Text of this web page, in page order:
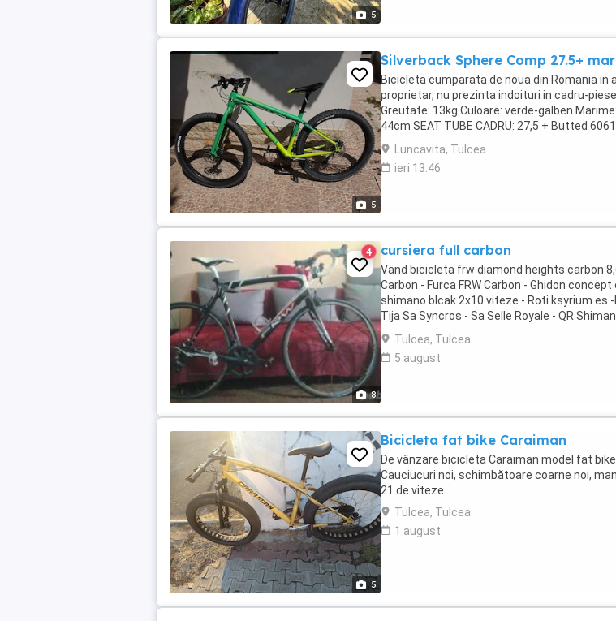
5
5
Silverback Sphere Comp 27.5+
Bicicleta cumparata de noua din Romania in
proprietar, nu prezinta indoituri in cadru-
Greutate: 13kg Culoare: verde-galben
44cm SEAT TUBE CADRU: 27,5 + Butted
-1.5 Headtube, 141mm QR Dropouts FURCA: ...
Luncavita, Tulcea
ieri 13:46
8
4 cursiera full carbon
Vand bicicleta frw diamond heights carbon
Carbon - Furca FRW Carbon - Ghidon
shimano blcak 2x10 viteze - Roti ksyrium es
Tija Sa Syncros - Sa Selle Royale - QR
stare buna de functionare, ...
Tulcea, Tulcea
5 august
5
Bicicleta fat bike Caraiman
De vânzare bicicleta Caraiman model fat
Cauciucuri noi, schimbătoare coarne noi,
21 de viteze
Tulcea, Tulcea
1 august